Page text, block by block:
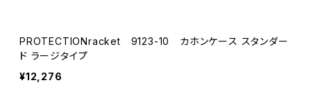
PROTECTIONracket 9123-10 カホンケース スタンダー
ド ラージタイプ
¥12,276